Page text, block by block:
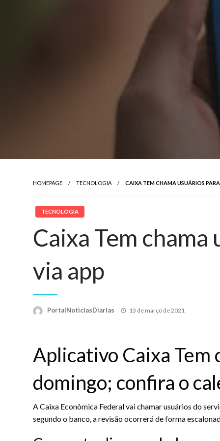
HOMEPAGE TECNOLOGIA CAIXA TEM CHAMA USUÁRIOS
TECNOLOGIA
Caixa Tem
via app
PortalNoticiasDiarias
Posted
13 de março de 2021
Aplicativo Caixa Tem
domingo; confira o
A Caixa Econômica Federal vai chamar usuários do
segundo o banco, a revisão ocorrerá de forma